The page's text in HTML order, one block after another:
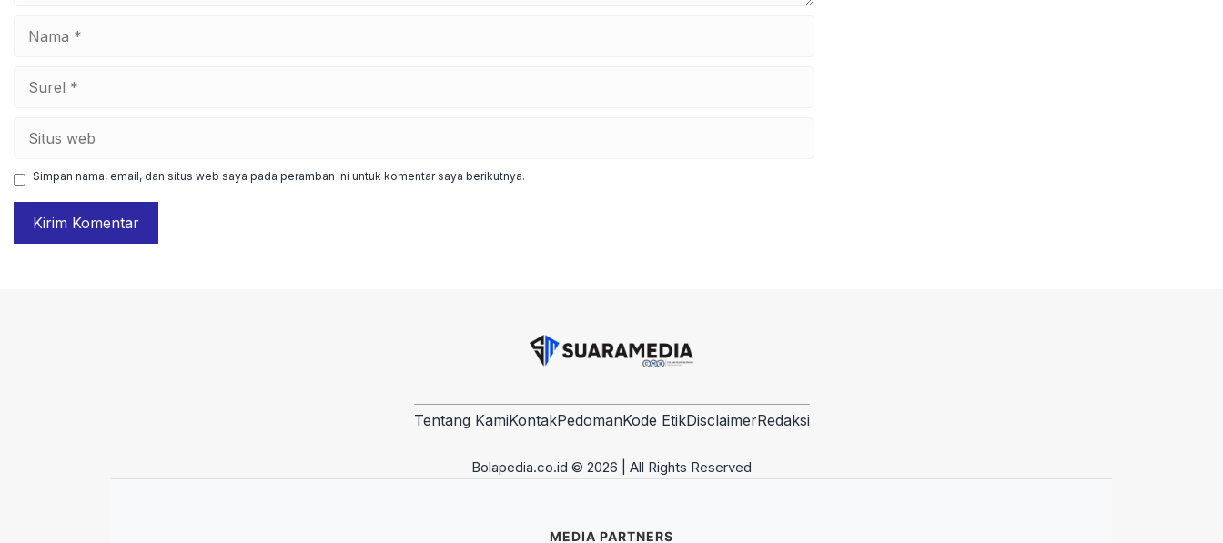
Simpan nama, email, dan situs web saya pada peramban ini untuk komentar saya berikutnya.
Tentang KamiKontakPedomanKode EtikDisclaimerRedaksi
Bolapedia.co.id © 2026 | All Rights Reserved
MEDIA PARTNERS